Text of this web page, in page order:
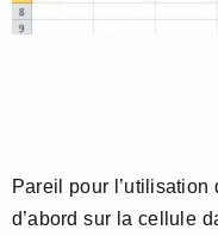
Pareil pour
d’abord sur la cellule